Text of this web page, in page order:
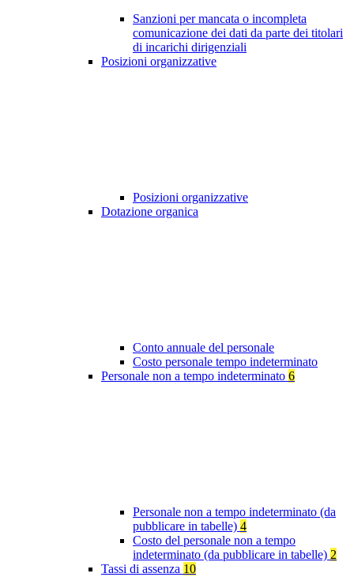
Sanzioni per mancata o incompleta
comunicazione dei dati da parte dei titolari
di incarichi dirigenziali
Posizioni organizzative
Posizioni organizzative
Dotazione organica
Conto annuale del personale
Costo personale tempo indeterminato
Personale non a tempo indeterminato 6
Personale non a tempo indeterminato (da
pubblicare in tabelle) 4
Costo del personale non a tempo
indeterminato (da pubblicare in tabelle) 2
Tassi di assenza 10